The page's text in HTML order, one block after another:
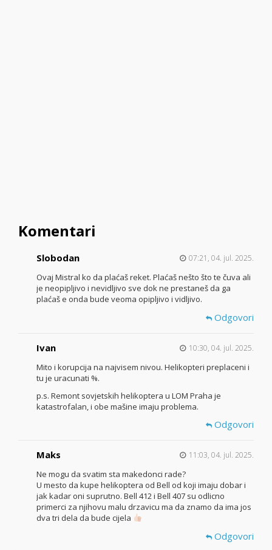
Komentari
Slobodan 07:21, 04. jul. 2025.
Ovaj Mistral ko da plaćaš reket. Plaćaš nešto što te čuva ali
je neopipljivo i nevidljivo sve dok ne prestaneš da ga
plaćaš e onda bude veoma opipljivo i vidljivo.
Odgovori
Ivan 10:30, 04. jul. 2025.
Mito i korupcija na najvisem nivou. Helikopteri preplaceni i
tu je uracunati %.
p.s. Remont sovjetskih helikoptera u LOM Praha je
katastrofalan, i obe mašine imaju problema.
Odgovori
Maks 11:03, 04. jul. 2025.
Ne mogu da svatim sta makedonci rade?
U mesto da kupe helikoptera od Bell od koji imaju dobar i
jak kadar oni suprutno. Bell 412 i Bell 407 su odlicno
primerci za njihovu malu drzavicu ma da znamo da ima jos
dva tri dela da bude cijela
Odgovori